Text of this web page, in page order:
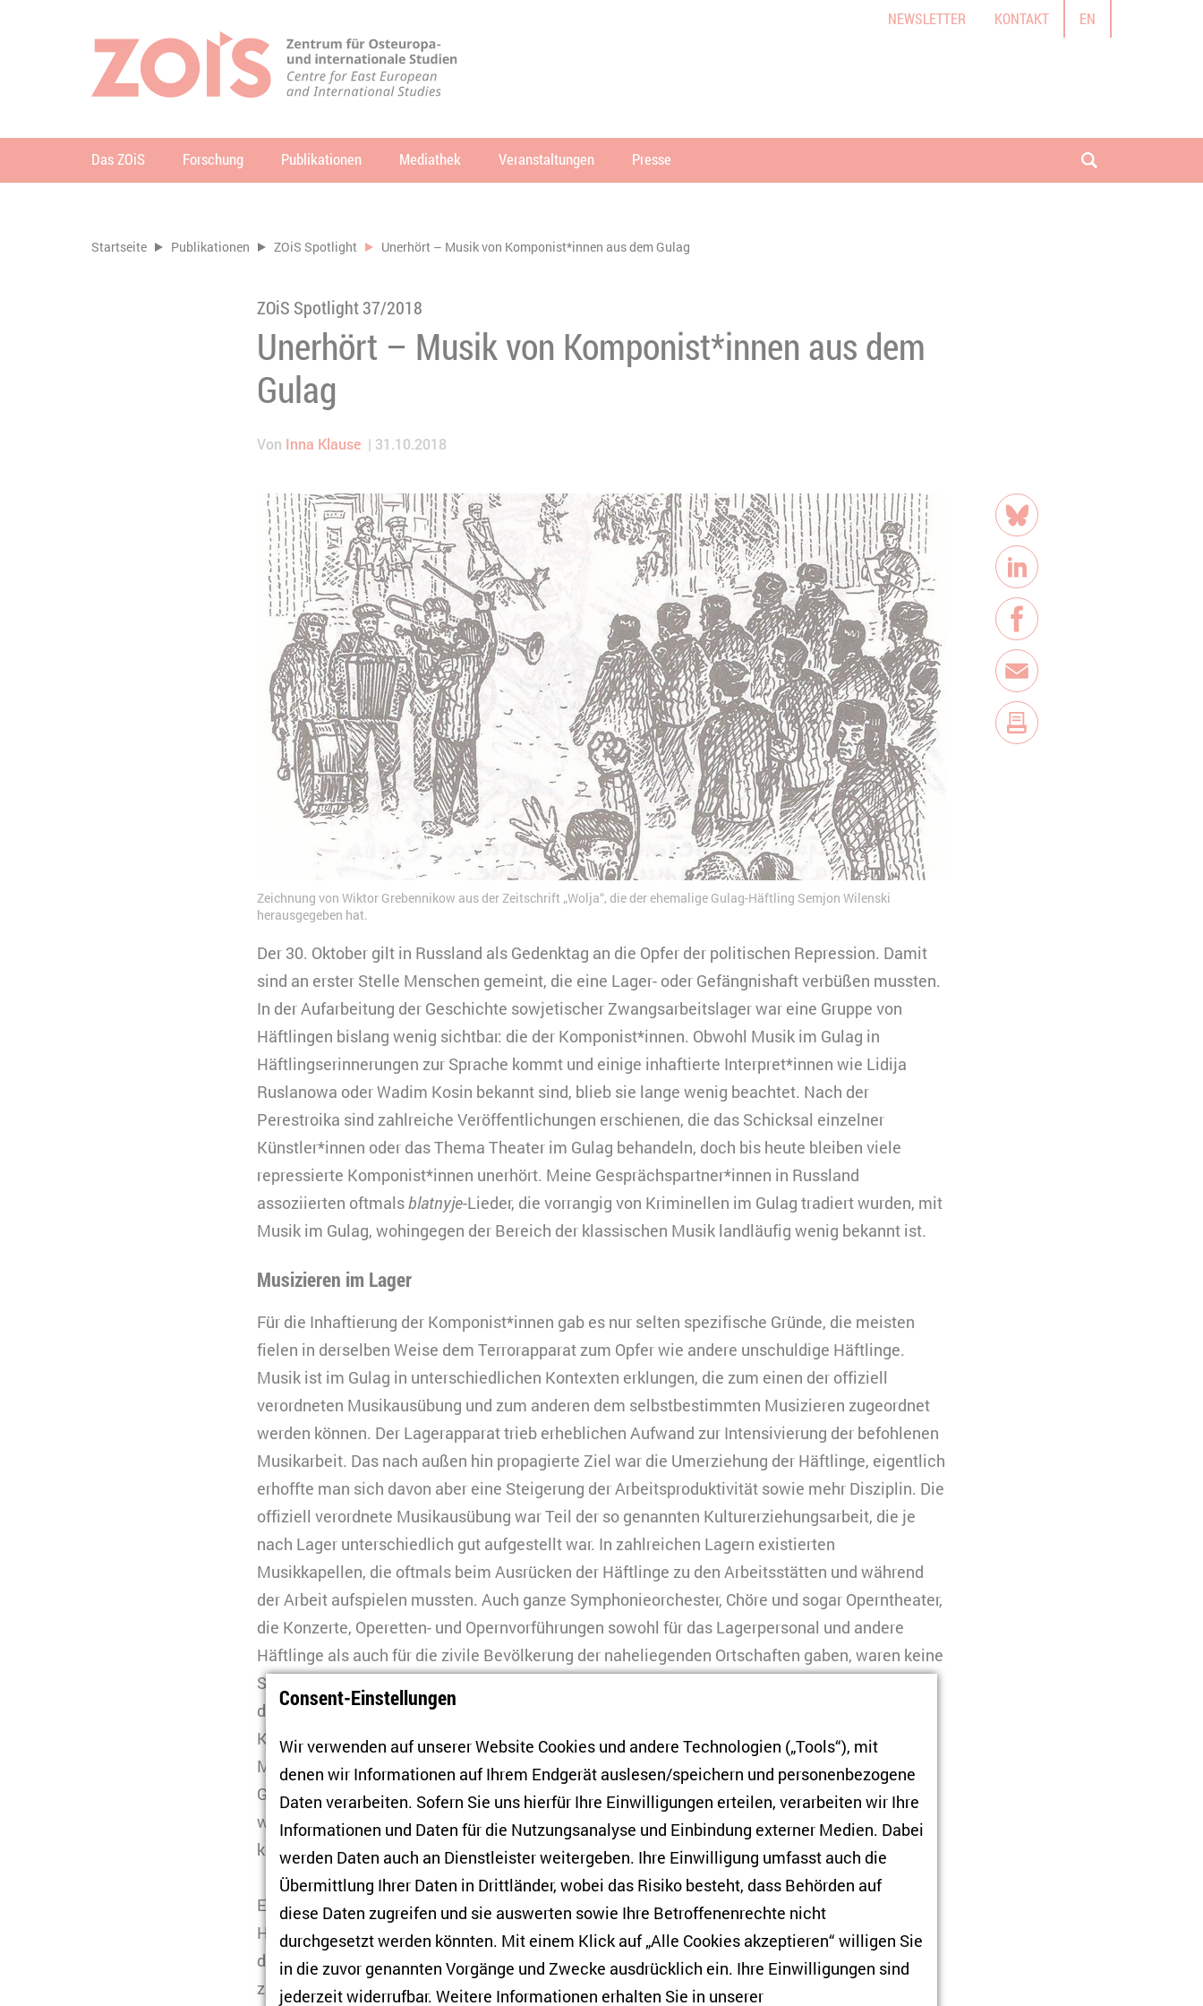
NEWSLETTER KONTAKT EN
Das ZOiS Forschung Publikationen Mediathek Veranstaltungen Presse Suche öffnen
Sie befinden sich hier:
Startseite Publikationen ZOiS Spotlight Unerhört – Musik von Komponist*innen aus dem Gulag
ZOiS Spotlight 37/2018
Unerhört – Musik von Komponist*innen aus dem
Gulag
Von Inna Klause 31.10.2018
Zeichnung von Wiktor Grebennikow aus der Zeitschrift „Wolja“, die der ehemalige Gulag-Häftling Semjon Wilenski
herausgegeben hat.
Der 30. Oktober gilt in Russland als Gedenktag an die Opfer der politischen Repression. Damit
sind an erster Stelle Menschen gemeint, die eine Lager- oder Gefängnishaft verbüßen mussten.
In der Aufarbeitung der Geschichte sowjetischer Zwangsarbeitslager war eine Gruppe von
Häftlingen bislang wenig sichtbar: die der Komponist*innen. Obwohl Musik im Gulag in
Häftlingserinnerungen zur Sprache kommt und einige inhaftierte Interpret*innen wie Lidija
Ruslanowa oder Wadim Kosin bekannt sind, blieb sie lange wenig beachtet. Nach der
Perestroika sind zahlreiche Veröffentlichungen erschienen, die das Schicksal einzelner
Künstler*innen oder das Thema Theater im Gulag behandeln, doch bis heute bleiben viele
repressierte Komponist*innen unerhört. Meine Gesprächspartner*innen in Russland
assoziierten oftmalsblatnyje-Lieder, die vorrangig von Kriminellen im Gulag tradiert wurden, mit
Musik im Gulag, wohingegen der Bereich der klassischen Musik landläufig wenig bekannt ist.
Musizieren im Lager
Für die Inhaftierung der Komponist*innen gab es nur selten spezifische Gründe, die meisten
fielen in derselben Weise dem Terrorapparat zum Opfer wie andere unschuldige Häftlinge.
Musik ist im Gulag in unterschiedlichen Kontexten erklungen, die zum einen der offiziell
verordneten Musikausübung und zum anderen dem selbstbestimmten Musizieren zugeordnet
werden können. Der Lagerapparat trieb erheblichen Aufwand zur Intensivierung der befohlenen
Musikarbeit. Das nach außen hin propagierte Ziel war die Umerziehung der Häftlinge, eigentlich
erhoffte man sich davon aber eine Steigerung der Arbeitsproduktivität sowie mehr Disziplin. Die
offiziell verordnete Musikausübung war Teil der so genannten Kulturerziehungsarbeit, die je
nach Lager unterschiedlich gut aufgestellt war. In zahlreichen Lagern existierten
Musikkapellen, die oftmals beim Ausrücken der Häftlinge zu den Arbeitsstätten und während
der Arbeit aufspielen mussten. Auch ganze Symphonieorchester, Chöre und sogar Operntheater,
die Konzerte, Operetten- und Opernvorführungen sowohl für das Lagerpersonal und andere
Häftlinge als auch für die zivile Bevölkerung der naheliegenden Ortschaften gaben, waren keine
Seltenheit. Hier konnten Komponist*innen, wenn sie Glück hatten, unterkommen und sich trotz
der menschenunwürdigen Lebensbedingungen weiter der Musik widmen. Einigen
Komponist*innen gelang die Weiterführung ihrer schöpferischen Arbeit, obwohl sie nicht in die
Musikarbeit eingebunden waren. Abseits der verordneten Musik spielte selbstbestimmter
Gesang sowie selbstbestimmtes Musizieren, die oftmals insgeheim ausgeübt wurden, eine
wichtige Rolle. Sie bildeten ein existenzielles Bedürfnis für eine Reihe von Häftlingen und
konnten ihnen helfen, schwierige Situationen im Alltag besser zu ertragen.
Ewgeni Epstein, der zu Beginn der 1990er-Jahre mehrere Artikel über ehemalige Gulag-
Häftlinge für die Zeitschrift
Musykalnaja schisn(Das Musikleben) verfasste, schrieb in einem
dieser Artikel, bei der Verhaftung der ersten Ehefrau Sergei Prokofjews, Lina Prokofjewa, seien
zahlreiche Musikhandschriften beschlagnahmt worden, worüber eine Liste im Archiv des
Teilen
Bluesky
LinkedIn
Facebook
E-Mail
Consent-Einstellungen
Wir verwenden auf unserer Website Cookies und andere Technologien („Tools“), mit
denen wir Informationen auf Ihrem Endgerät auslesen/speichern und personenbezogene
Daten verarbeiten. Sofern Sie uns hierfür Ihre Einwilligungen erteilen, verarbeiten wir Ihre
Informationen und Daten für die Nutzungsanalyse und Einbindung externer Medien. Dabei
werden Daten auch an Dienstleister weitergeben. Ihre Einwilligung umfasst auch die
Übermittlung Ihrer Daten in Drittländer, wobei das Risiko besteht, dass Behörden auf
diese Daten zugreifen und sie auswerten sowie Ihre Betroffenenrechte nicht
durchgesetzt werden könnten. Mit einem Klick auf „Alle Cookies akzeptieren“ willigen Sie
in die zuvor genannten Vorgänge und Zwecke ausdrücklich ein. Ihre Einwilligungen sind
jederzeit widerrufbar. Weitere Informationen erhalten Sie in unserer